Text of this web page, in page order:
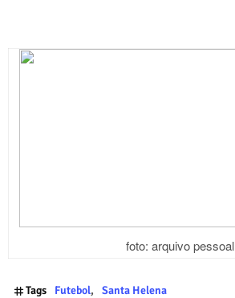
foto: arquivo pessoal
Tags Futebol Santa Helena